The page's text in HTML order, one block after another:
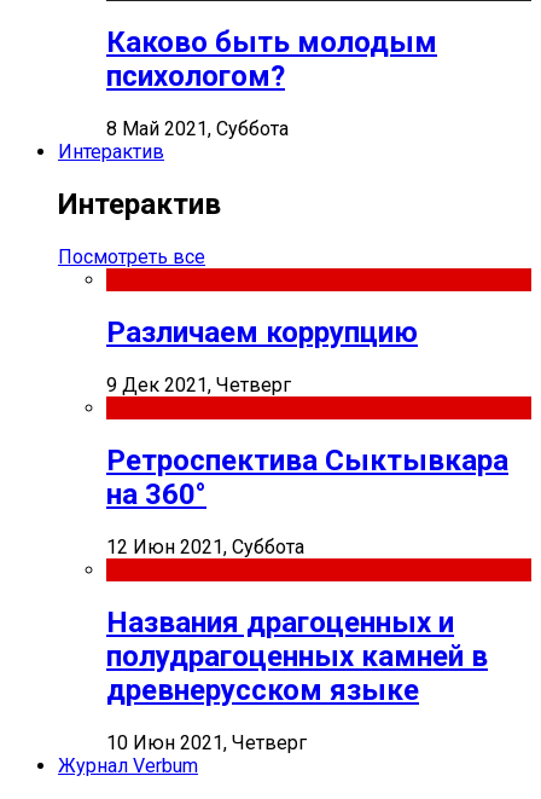
Каково быть молодым
психологом?
8 Май 2021, Суббота
Интерактив
Интерактив
Посмотреть все
Различаем коррупцию
9 Дек 2021, Четверг
Ретроспектива Сыктывкара
на 360°
12 Июн 2021, Суббота
Названия драгоценных и
полудрагоценных камней в
древнерусском языке
10 Июн 2021, Четверг
Журнал Verbum